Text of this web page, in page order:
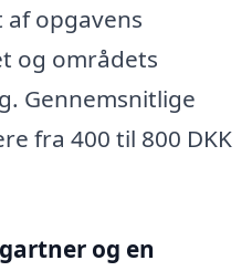
opgavens
og områdets
Gennemsnitlige
fra 400 til 800 DKK
og en